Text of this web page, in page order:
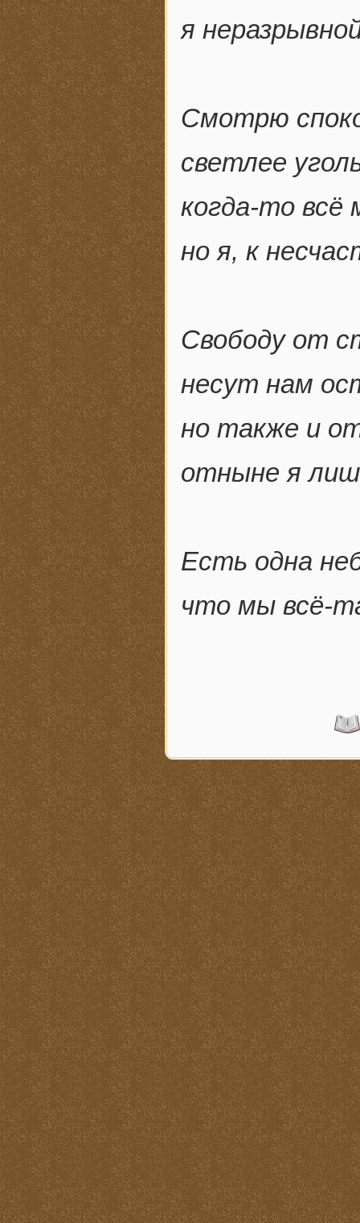
я
Смотрю
светлее
когда-то всё
но я, к
Свободу от
несут нам
но также и
отныне я
Есть одна
что мы всё-